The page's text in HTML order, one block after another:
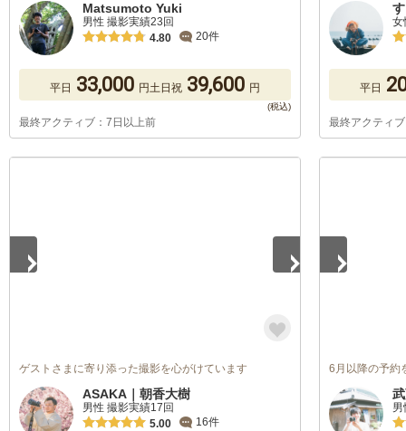
Matsumoto Yuki
男性 撮影実績23回
4.80
20件
平日 33,000 円土日祝 39,600 円
最終アクティブ：7日以上前
女
平日
最終アクティ
ゲストさまに寄り添った撮影を心がけています
ASAKA｜朝香大樹
男性 撮影実績17回
5.00
16件
6月以降の予約